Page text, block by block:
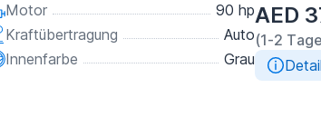
Motor
90 hp
Kraftübertragung
Auto
Innenfarbe
Grau
AED
(1-2